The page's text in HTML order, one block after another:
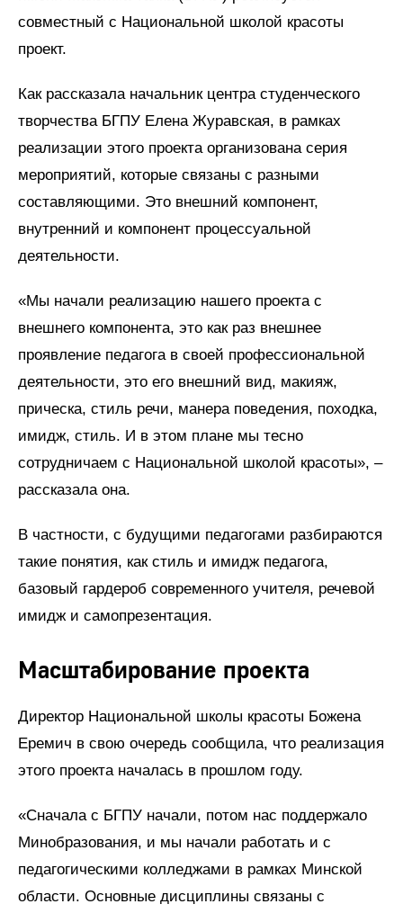
совместный с Национальной школой красоты
проект.
Как рассказала начальник центра студенческого
творчества БГПУ Елена Журавская, в рамках
реализации этого проекта организована серия
мероприятий, которые связаны с разными
составляющими. Это внешний компонент,
внутренний и компонент процессуальной
деятельности.
«Мы начали реализацию нашего проекта с
внешнего компонента, это как раз внешнее
проявление педагога в своей профессиональной
деятельности, это его внешний вид, макияж,
прическа, стиль речи, манера поведения, походка,
имидж, стиль. И в этом плане мы тесно
сотрудничаем с Национальной школой красоты», –
рассказала она.
В частности, с будущими педагогами разбираются
такие понятия, как стиль и имидж педагога,
базовый гардероб современного учителя, речевой
имидж и самопрезентация.
Масштабирование проекта
Директор Национальной школы красоты Божена
Еремич в свою очередь сообщила, что реализация
этого проекта началась в прошлом году.
«Сначала с БГПУ начали, потом нас поддержало
Минобразования, и мы начали работать и с
педагогическими колледжами в рамках Минской
области. Основные дисциплины связаны с